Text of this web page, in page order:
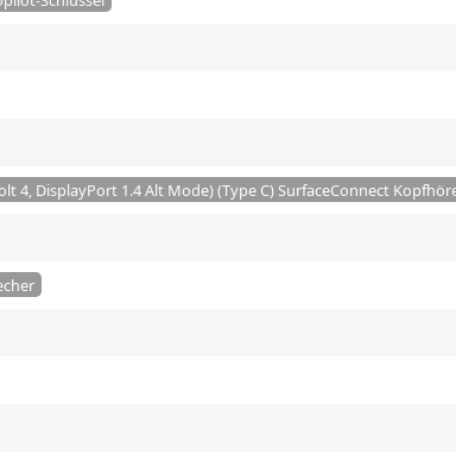
4, DisplayPort 1.4 Alt Mode) (Type C) SurfaceConnect